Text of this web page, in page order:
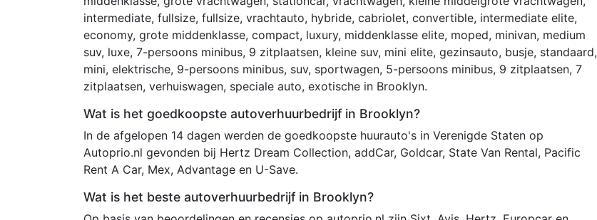
intermediate, fullsize, fullsize, vrachtauto, hybride, cabriolet, convertible, intermediate elite,
economy, grote middenklasse, compact, luxury, middenklasse elite, moped, minivan, medium
suv, luxe, 7-persoons minibus, 9 zitplaatsen, kleine suv, mini elite, gezinsauto, busje, standaard,
mini, elektrische, 9-persoons minibus, suv, sportwagen, 5-persoons minibus, 9 zitplaatsen, 7
zitplaatsen, verhuiswagen, speciale auto, exotische in Brooklyn.
Wat is het goedkoopste autoverhuurbedrijf in Brooklyn?
In de afgelopen 14 dagen werden de goedkoopste huurauto's in Verenigde Staten op
Autoprio.nl gevonden bij Hertz Dream Collection, addCar, Goldcar, State Van Rental, Pacific
Rent A Car, Mex, Advantage en U-Save.
Wat is het beste autoverhuurbedrijf in Brooklyn?